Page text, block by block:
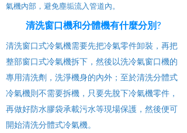
氣機內部，避免塵垢流入管道內。
清洗窗口機和分體機有什麼分別?
清洗窗口式冷氣機需要先把冷氣零件卸裝，再把
整部窗口式冷氣機拆下，然後以洗冷氣窗口機的
專用清洗劑，洗淨機身的內外；至於清洗分體式
冷氣機則不需要拆機，只要先脫下冷氣機零件，
再做好防水膠袋承載污水等現場保護，然後便可
開始清洗分體式冷氣機。